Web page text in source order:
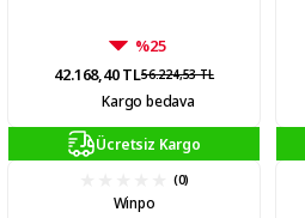
%25
42.168,40 TL56.224,53 TL
Kargo bedava
Ücretsiz Kargo
(0)
Winpo